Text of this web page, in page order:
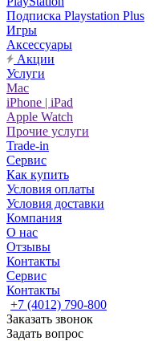
Подписка Playstation Plus
Игры
Аксессуары
Акции
Услуги
Mac
iPhone | iPad
Apple Watch
Прочие услуги
Trade-in
Сервис
Как купить
Условия оплаты
Условия доставки
Компания
О нас
Отзывы
Контакты
Сервис
Контакты
+7 (4012) 790-800
Заказать звонок
Задать вопрос